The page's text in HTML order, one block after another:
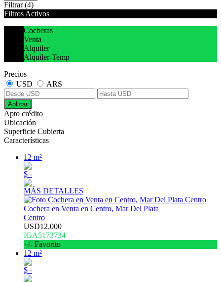
Filtrar (4)
Filtros Activos
Cocheras
Venta
Alquiler
Alquiler-Temp
Precios
USD
ARS
Aplicar
Apto crédito
Ubicación
Superficie Cubierta
Características
12 m²
$ -
MÁS DETALLES
Cochera en Venta en Centro, Mar Del Plata
Centro
USD12.000
IGA5173734
+/- Favorito
12 m²
$ -